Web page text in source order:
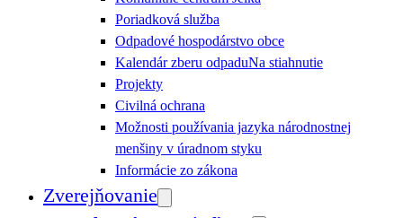
Poriadková služba
Odpadové hospodárstvo obce
Kalendár zberu odpaduNa stiahnutie
Projekty
Civilná ochrana
Možnosti používania jazyka národnostnej
menšiny v úradnom styku
Informácie zo zákona
Zverejňovanie